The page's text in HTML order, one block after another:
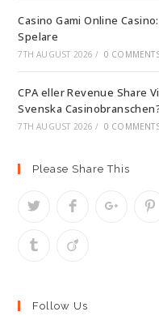
Casino Gami Online
Spelare
7TH AUGUST 2026 / 0
CPA eller Revenue Share
Svenska
7TH AUGUST 2026 / 0
Please Share This
Follow Us